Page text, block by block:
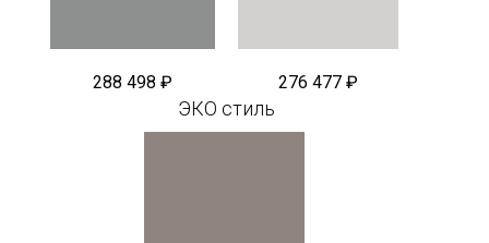
276 477 ₽
288 498 ₽
ЭКО стиль